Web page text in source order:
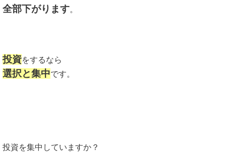
全部下がります。
投資をするなら
選択と集中です。
投資を集中していますか？